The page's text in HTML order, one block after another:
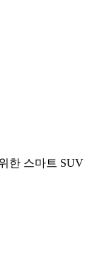
한 스마트 SUV